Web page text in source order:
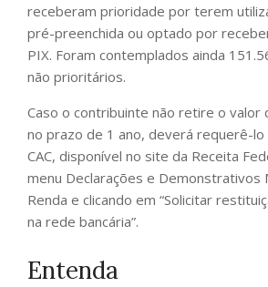
receberam prioridade por terem
pré-preenchida ou optado por
PIX. Foram contemplados ainda
não prioritários.
Caso o contribuinte não retire o valor
no prazo de 1 ano, deverá requerê-
CAC, disponível no site da Receita
menu Declarações e Demonstrativos
Renda e clicando em “Solicitar
na rede bancária”.
Entenda